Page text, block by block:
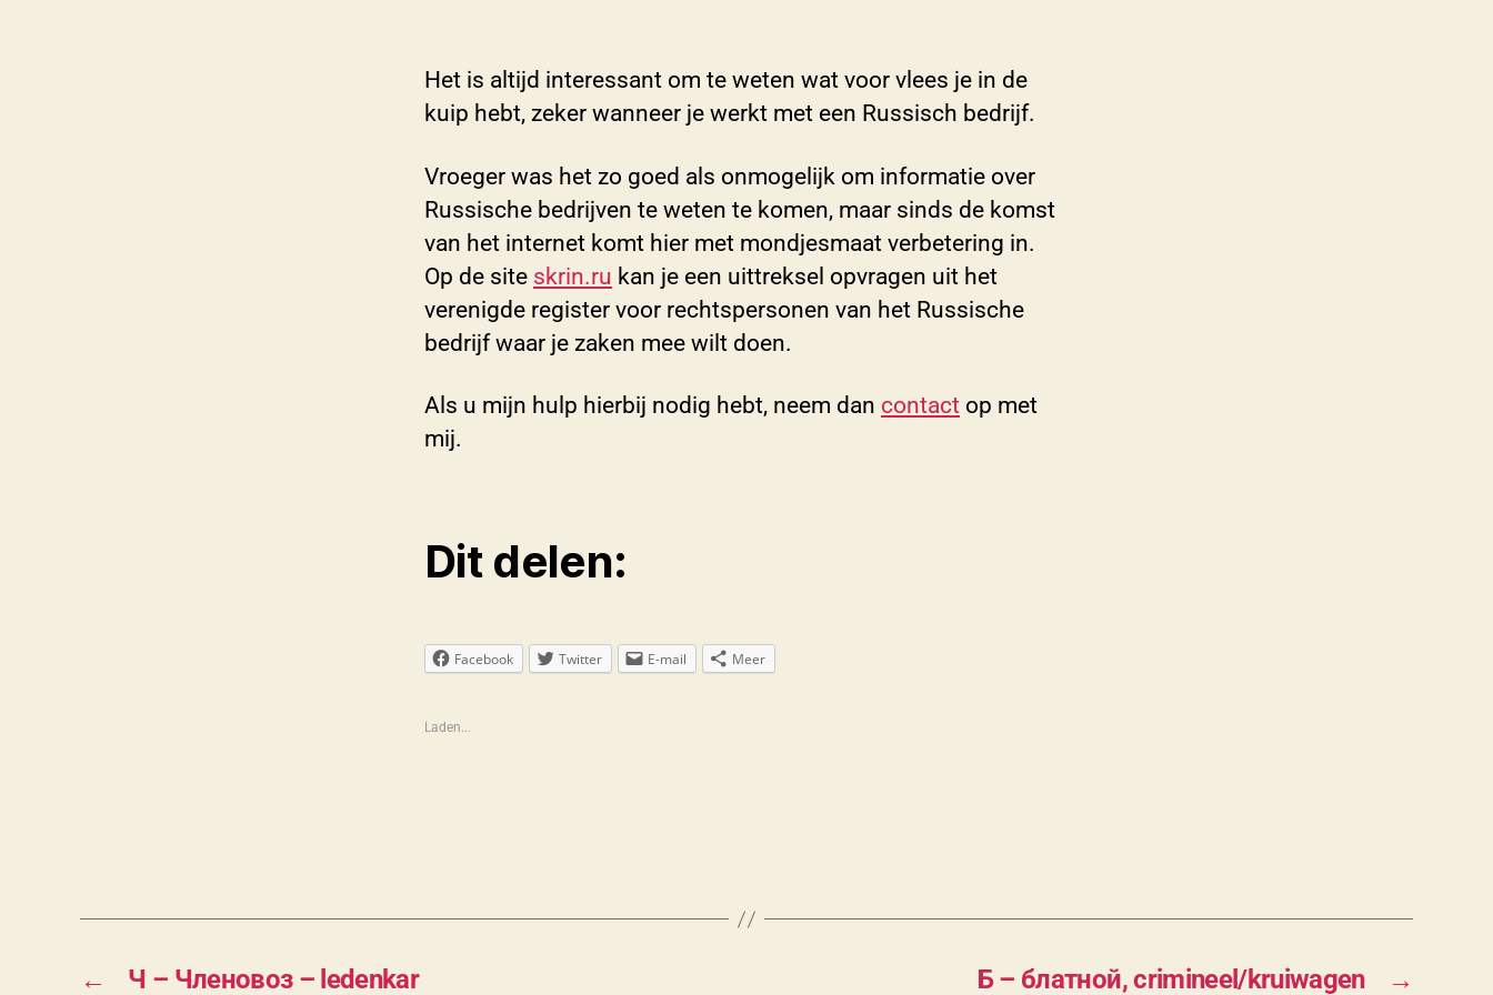
Het is altijd interessant om te weten wat voor vlees je in de
kuip hebt, zeker wanneer je werkt met een Russisch bedrijf.
Vroeger was het zo goed als onmogelijk om informatie over
Russische bedrijven te weten te komen, maar sinds de komst
van het internet komt hier met mondjesmaat verbetering in.
Op de site skrin.ru kan je een uittreksel opvragen uit het
verenigde register voor rechtspersonen van het Russische
bedrijf waar je zaken mee wilt doen.
Als u mijn hulp hierbij nodig hebt, neem dan contact op met
mij.
Dit delen:
Facebook Twitter E-mail Meer
Laden...
← Ч – Членовоз – ledenkar →
Б – блатной, crimineel/kruiwagen